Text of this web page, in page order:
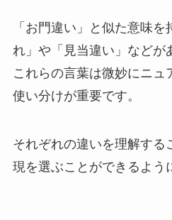
「お門違い」と似た意味
れ」や「見当違い」などが
これらの言葉は微妙にニュ
使い分けが重要です。
それぞれの違いを理解する
現を選ぶことができるよう